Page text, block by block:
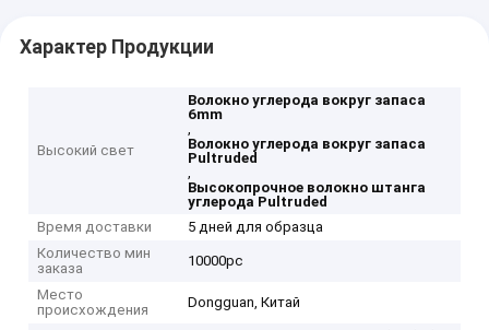
Характер Продукции
Высокий свет
Волокно углерода вокруг запаса
6mm
,
Волокно углерода вокруг запаса
Pultruded
,
Высокопрочное волокно штанга
углерода Pultruded
Время доставки
5 дней для образца
Количество мин
заказа
10000pc
Место
происхождения
Dongguan, Китай